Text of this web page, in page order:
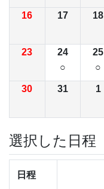
16 17 18
23
24
○
25
○
30 31 1
選択した日程
日程